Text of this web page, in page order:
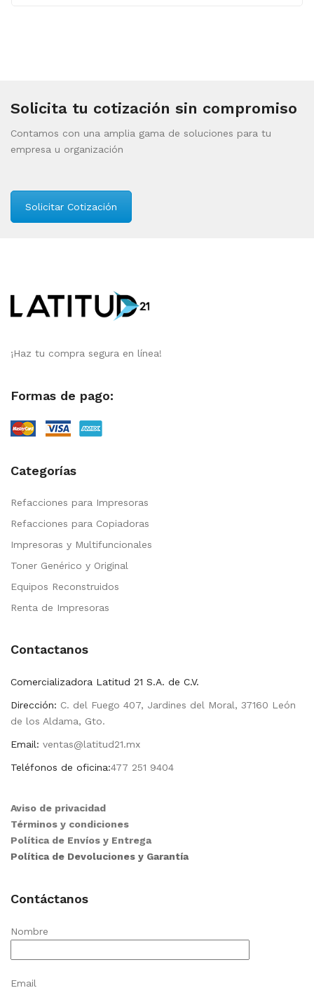
Solicita tu cotización sin compromiso
Contamos con una amplia gama de soluciones para tu
empresa u organización
Solicitar Cotización
¡Haz tu compra segura en línea!
Formas de pago:
Categorías
Refacciones para Impresoras
Refacciones para Copiadoras
Impresoras y Multifuncionales
Toner Genérico y Original
Equipos Reconstruidos
Renta de Impresoras
Contactanos
Comercializadora Latitud 21 S.A. de C.V.
Dirección: C. del Fuego 407, Jardines del Moral, 37160 León
de los Aldama, Gto.
Email: ventas@latitud21.mx
Teléfonos de oficina:477 251 9404
Aviso de privacidad
Términos y condiciones
Política de Envíos y Entrega
Política de Devoluciones y Garantía
Contáctanos
Nombre
Email